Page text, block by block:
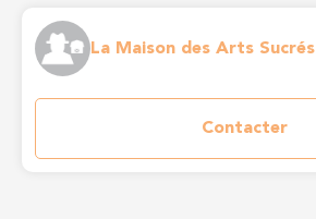
La Maison des Arts Sucrés
Contacter